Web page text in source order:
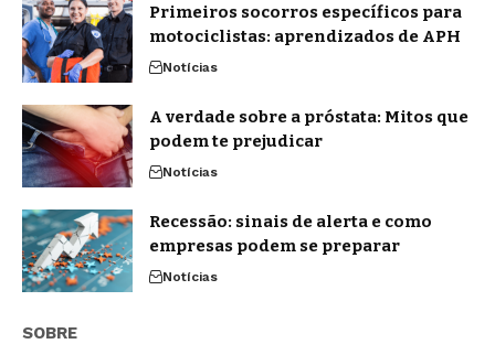
Primeiros socorros específicos para
motociclistas: aprendizados de APH
Notícias
A verdade sobre a próstata: Mitos que
podem te prejudicar
Notícias
Recessão: sinais de alerta e como
empresas podem se preparar
Notícias
SOBRE